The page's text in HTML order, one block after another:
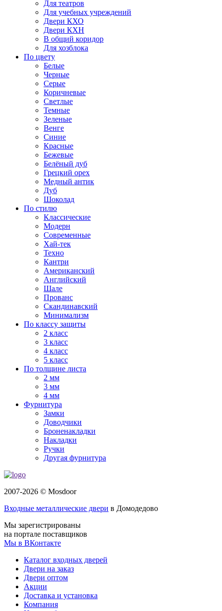
Для театров
Для учебных учреждений
Двери КХО
Двери КХН
В общий коридор
Для хозблока
По цвету
Белые
Черные
Серые
Коричневые
Светлые
Темные
Зеленые
Венге
Синие
Красные
Бежевые
Белёный дуб
Грецкий орех
Медный антик
Дуб
Шоколад
По стилю
Классические
Модерн
Современные
Хай-тек
Техно
Кантри
Американский
Английский
Шале
Прованс
Скандинавский
Минимализм
По классу защиты
2 класс
3 класс
4 класс
5 класс
По толщине листа
2 мм
3 мм
4 мм
Фурнитура
Замки
Доводчики
Броненакладки
Накладки
Ручки
Другая фурнитура
2007-2026 © Mosdoor
Входные металлические двери в Домодедово
Мы зарегистрированы
на портале поставщиков
Мы в ВКонтакте
Каталог входных дверей
Двери на заказ
Двери оптом
Акции
Доставка и установка
Компания